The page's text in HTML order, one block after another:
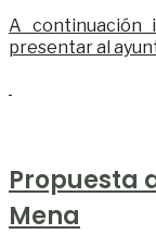
A continuación
presentar al
Propuesta
Mena